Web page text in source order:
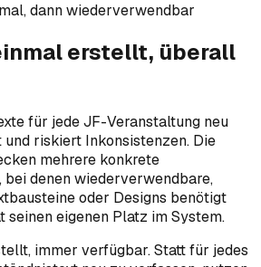
dann wiederverwendbar
erstellt, überall
für jede JF-Veranstaltung neu
riskiert Inkonsistenzen. Die
mehrere konkrete
bei denen wiederverwendbare,
oder Designs benötigt
seinen eigenen Platz im System.
immer verfügbar. Statt für jedes